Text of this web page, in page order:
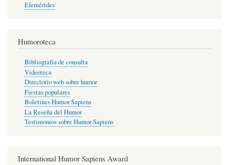
Efemérides
Humoroteca
Bibliografía de consulta
Videoteca
Directorio web sobre humor
Fiestas populares
Boletines Humor Sapiens
La Reseña del Humor
Testimonios sobre Humor Sapiens
International Humor Sapiens Award